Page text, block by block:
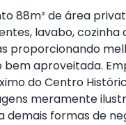
88m² de área
lavabo,
proporcionando
aproveitada.
do Centro
meramente
demais formas de